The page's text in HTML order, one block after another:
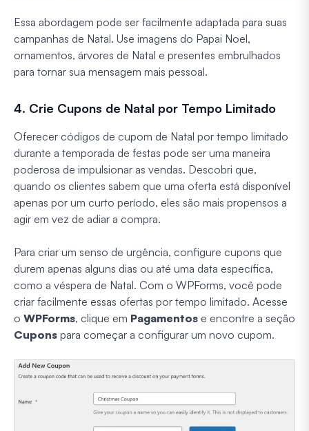
Essa abordagem pode ser facilmente adaptada para suas
campanhas de Natal. Use imagens do Papai Noel,
ornamentos, árvores de Natal e presentes embrulhados
para tornar sua mensagem mais pessoal.
4. Crie Cupons de Natal por Tempo Limitado
Oferecer códigos de cupom de Natal por tempo limitado
durante a temporada de festas pode ser uma maneira
poderosa de impulsionar as vendas. Descobri que,
quando os clientes sabem que uma oferta está disponível
apenas por um curto período, eles são mais propensos a
agir em vez de adiar a compra.
Para criar um senso de urgência, configure cupons que
durem apenas alguns dias ou até uma data específica,
como a véspera de Natal. Com o WPForms, você pode
criar facilmente essas ofertas por tempo limitado. Acesse
o WPForms, clique em Pagamentos e encontre a seção
Cupons para começar a configurar um novo cupom.